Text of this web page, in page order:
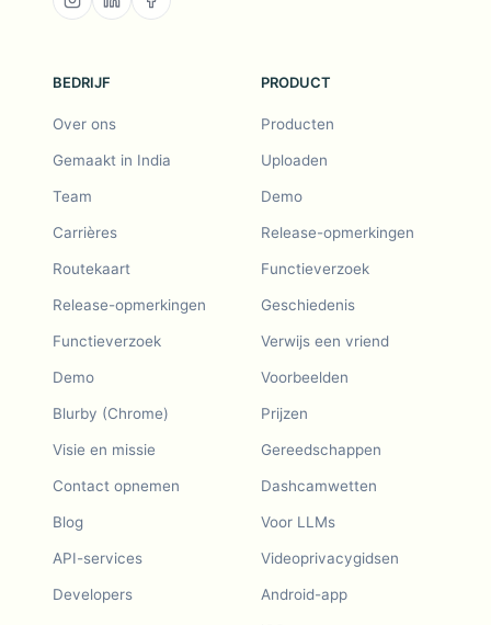
BEDRIJF
Over ons
Gemaakt in India
Team
Carrières
Routekaart
Release-opmerkingen
Functieverzoek
Demo
Blurby (Chrome)
Visie en missie
Contact opnemen
Blog
API-services
Developers
PRODUCT
Producten
Uploaden
Demo
Release-opmerkingen
Functieverzoek
Geschiedenis
Verwijs een vriend
Voorbeelden
Prijzen
Gereedschappen
Dashcamwetten
Voor LLMs
Videoprivacygidsen
Android-app